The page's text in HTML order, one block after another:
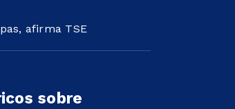
afirma TSE
sobre